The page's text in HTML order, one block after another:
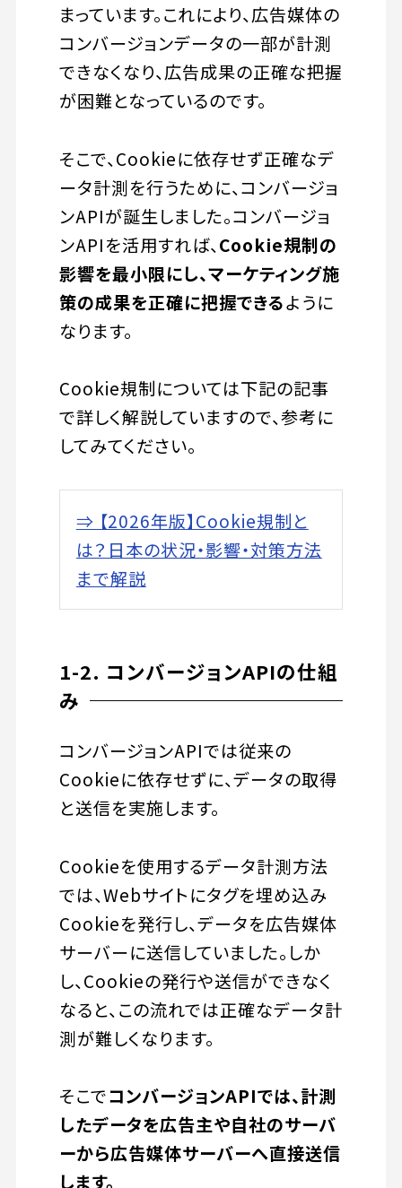
まっています。これにより、広告媒体の
コンバージョンデータの一部が計測
できなくなり、広告成果の正確な把握
が困難となっているのです。
そこで、Cookieに依存せず正確なデ
ータ計測を行うために、コンバージョ
ンAPIが誕生しました。コンバージョ
ンAPIを活用すれば、Cookie規制の
影響を最小限にし、マーケティング施
策の成果を正確に把握できるように
なります。
Cookie規制については下記の記事
で詳しく解説していますので、参考に
してみてください。
⇒ 【2026年版】Cookie規制と
は？日本の状況・影響・対策方法
まで解説
1-2. コンバージョンAPIの仕組
み
コンバージョンAPIでは従来の
Cookieに依存せずに、データの取得
と送信を実施します。
Cookieを使用するデータ計測方法
では、Webサイトにタグを埋め込み
Cookieを発行し、データを広告媒体
サーバーに送信していました。しか
し、Cookieの発行や送信ができなく
なると、この流れでは正確なデータ計
測が難しくなります。
そこでコンバージョンAPIでは、計測
したデータを広告主や自社のサーバ
ーから広告媒体サーバーへ直接送信
します。